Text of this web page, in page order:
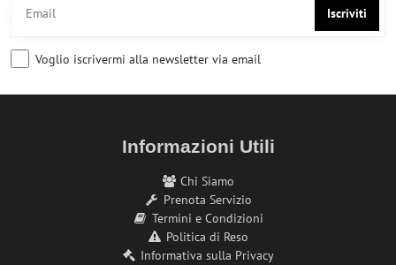
Iscriviti
Voglio iscrivermi alla newsletter via email
Informazioni Utili
Chi Siamo
Prenota Servizio
Termini e Condizioni
Politica di Reso
Informativa sulla Privacy